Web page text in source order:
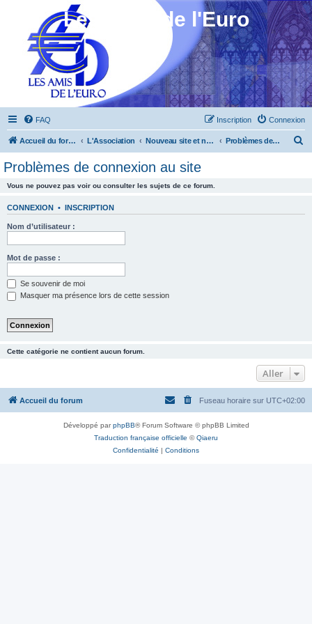
Les Amis de l'Euro
FAQ Connexion
Inscription
Accueil du forum L'Association Nouveau site et nouveau forum Problèmes de connexion au site
Problèmes de connexion au site
Vous ne pouvez pas voir ou consulter les sujets de ce forum.
CONNEXION • INSCRIPTION
Nom d’utilisateur :
Mot de passe :
Se souvenir de moi
Masquer ma présence lors de cette session
Cette catégorie ne contient aucun forum.
Aller
Accueil du forum Fuseau horaire sur UTC+02:00
Développé parphpBB® Forum Software © phpBB Limited
Traduction française officielle ©Qiaeru
Confidentialité | Conditions